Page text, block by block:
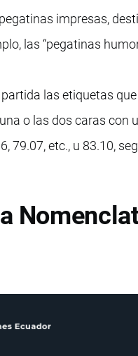
impresas,
las “pegatinas
las etiquetas
o las dos caras con
79.07, etc., u 83.10,